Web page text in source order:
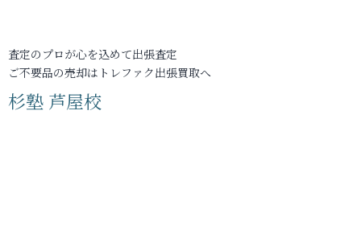
査定のプロが心を込めて出張査定
ご不要品の売却はトレファク出張買取へ
杉塾 芦屋校